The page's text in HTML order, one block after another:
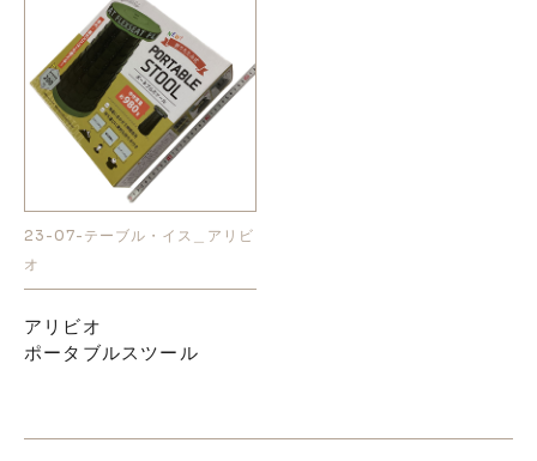
23-07-テーブル・イス＿アリビ
オ
アリビオ
ポータブルスツール